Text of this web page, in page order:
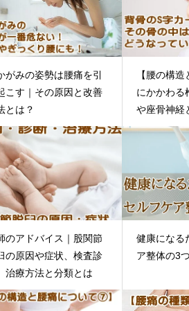
がみの姿勢は腰痛を引
こす｜その原因と改善
とは？
【腰の構
にかかわる
や座骨神経
のアドバイス｜股関節
の原因や症状、検査診
治療方法と分類とは
健康になる
ア整体の3